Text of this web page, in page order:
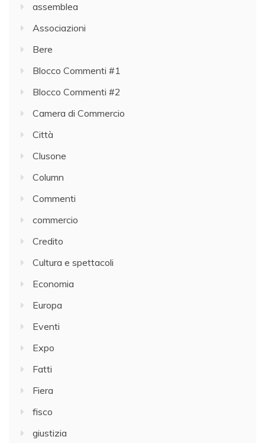
assemblea
Associazioni
Bere
Blocco Commenti #1
Blocco Commenti #2
Camera di Commercio
Città
Clusone
Column
Commenti
commercio
Credito
Cultura e spettacoli
Economia
Europa
Eventi
Expo
Fatti
Fiera
fisco
giustizia